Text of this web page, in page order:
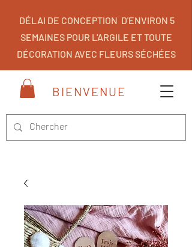
BIENVENUE
DÉLAI DE CONCEPTION D'ENVIRON 5
SEMAINES POUR L'ARGILE ET TOUTE
DÉCORATION AVEC FLEURS SÉCHÉES